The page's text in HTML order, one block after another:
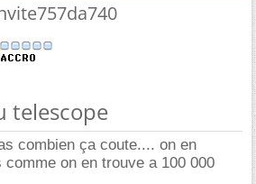
telescope
combien ça coute.... on en
on en trouve a 100 000